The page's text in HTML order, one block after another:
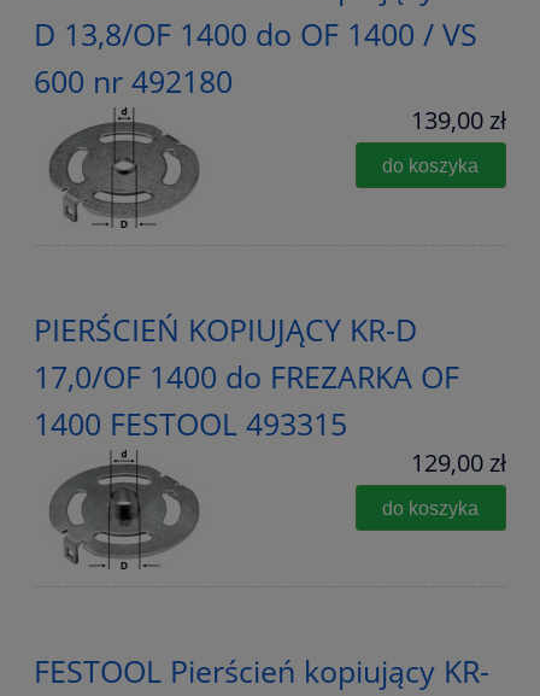
D 13,8/OF 1400 do OF 1400 / VS
600 nr 492180
139,00 zł
do koszyka
PIERŚCIEŃ KOPIUJĄCY KR-D
17,0/OF 1400 do FREZARKA OF
1400 FESTOOL 493315
129,00 zł
do koszyka
FESTOOL Pierścień kopiujący KR-